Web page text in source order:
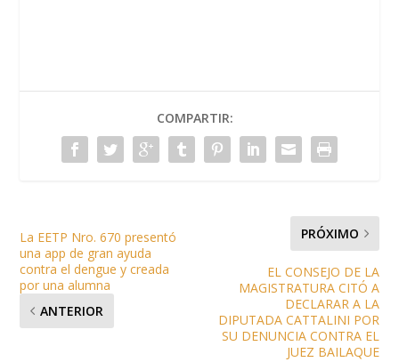
COMPARTIR:
La EETP Nro. 670 presentó
una app de gran ayuda
contra el dengue y creada
por una alumna
ANTERIOR
PRÓXIMO
EL CONSEJO DE LA
MAGISTRATURA CITÓ A
DECLARAR A LA
DIPUTADA CATTALINI POR
SU DENUNCIA CONTRA EL
JUEZ BAILAQUE